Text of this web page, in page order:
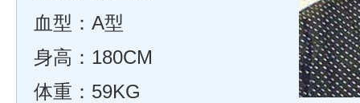
血型：A型
身高：180CM
体重：59KG